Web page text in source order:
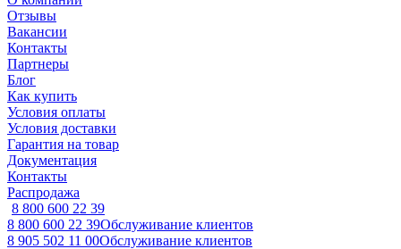
Отзывы
Вакансии
Контакты
Партнеры
Блог
Как купить
Условия оплаты
Условия доставки
Гарантия на товар
Документация
Контакты
Распродажа
8 800 600 22 39
8 800 600 22 39Обслуживание клиентов
8 905 502 11 00Обслуживание клиентов